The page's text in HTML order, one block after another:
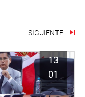
SIGUIENTE
13
01